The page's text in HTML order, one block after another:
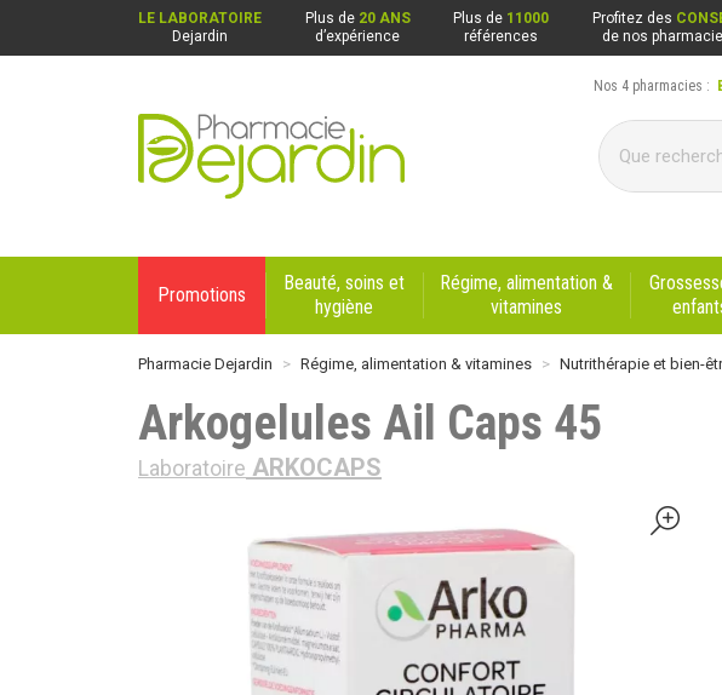
LE LABORATOIRE
Dejardin
Plus de 20 ANS
d’expérience
Plus de 11000
références
Profitez des
de nos
Pharmacie Dejardin Nos 4 pharmacies : Beauraing, Carlsbourg, Yvoir,
Nos 4 pharmacies :
Promotions
Beauté, soins et
hygiène
Régime, alimentation &
vitamines
Pharmacie Dejardin Régime, alimentation & vitamines Nutrithérapie et bien-
Arkogelules Ail Caps 45
Laboratoire ARKOCAPS